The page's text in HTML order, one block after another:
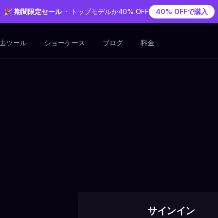
🎉 期間限定セール トップモデルが40% OFF 40% OFFで購入
ツール ショーケース ブログ 料金
サインイン